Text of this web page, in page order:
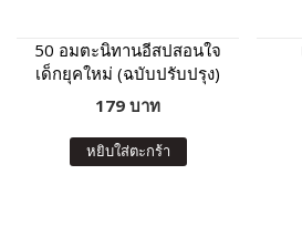
50 อมตะนิทานอีสปสอนใจ
เด็กยุคใหม่ (ฉบับปรับปรุง)
179 บาท
หยิบใส่ตะกร้า